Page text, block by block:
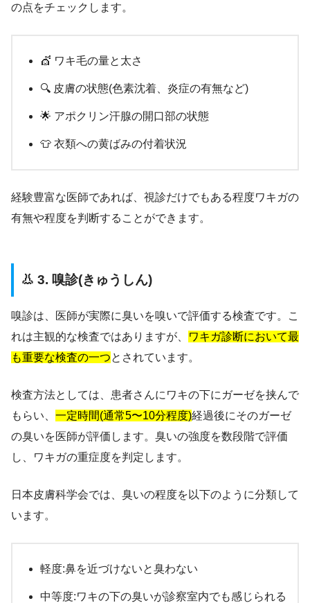
の点をチェックします。
💇 ワキ毛の量と太さ
🔍 皮膚の状態(色素沈着、炎症の有無など)
🌟 アポクリン汗腺の開口部の状態
👕 衣類への黄ばみの付着状況
経験豊富な医師であれば、視診だけでもある程度ワキガの
有無や程度を判断することができます。
👃 3. 嗅診(きゅうしん)
嗅診は、医師が実際に臭いを嗅いで評価する検査です。こ
れは主観的な検査ではありますが、
ワキガ診断において最
も重要な検査の一つとされています。
検査方法としては、患者さんにワキの下にガーゼを挟んで
もらい、 一定時間(通常5〜10分程度)経過後にそのガーゼ
の臭いを医師が評価します。臭いの強度を数段階で評価
し、ワキガの重症度を判定します。
日本皮膚科学会では、臭いの程度を以下のように分類して
います。
軽度:鼻を近づけないと臭わない
中等度:ワキの下の臭いが診察室内でも感じられる